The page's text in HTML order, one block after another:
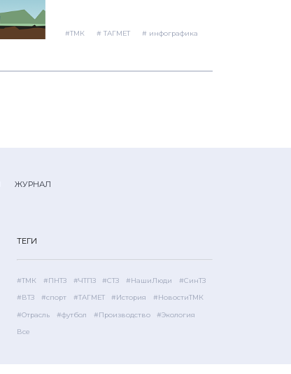
#ТМК # ТАГМЕТ # инфографика
ЖУРНАЛ
ТЕГИ
#ТМК #ПНТЗ #ЧТПЗ #СТЗ #НашиЛюди #СинТЗ
#ВТЗ #спорт #ТАГМЕТ #История #НовостиТМК
#Отрасль #футбол #Производство #Экология
Все